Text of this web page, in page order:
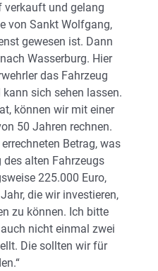
verkauft und gelang
von Sankt Wolfgang,
gewesen ist. Dann
Wasserburg. Hier
das Fahrzeug
sich sehen lassen.
können wir mit einer
50 Jahren rechnen.
Betrag, was
alten Fahrzeugs
225.000 Euro,
die wir investieren,
zu können. Ich bitte
nicht einmal zwei
Die sollten wir für